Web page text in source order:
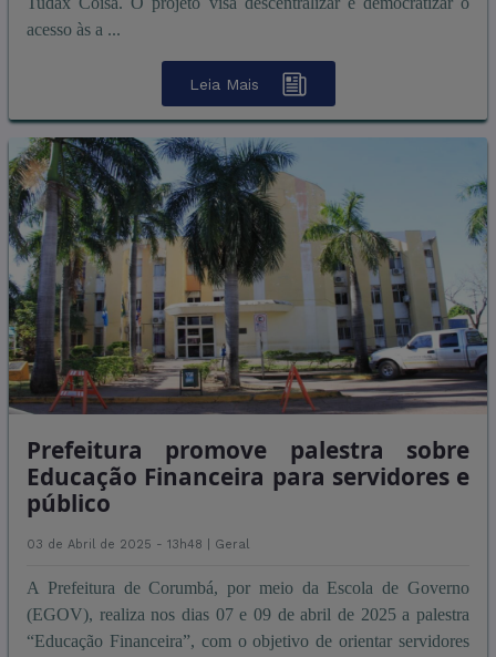
acesso às a ...
Leia Mais
Prefeitura promove palestra sobre
Educação Financeira para servidores e
público
03 de Abril de 2025 - 13h48 | Geral
A Prefeitura de Corumbá, por meio da Escola de Governo
(EGOV), realiza nos dias 07 e 09 de abril de 2025 a palestra
“Educação Financeira”, com o objetivo de orientar servidores